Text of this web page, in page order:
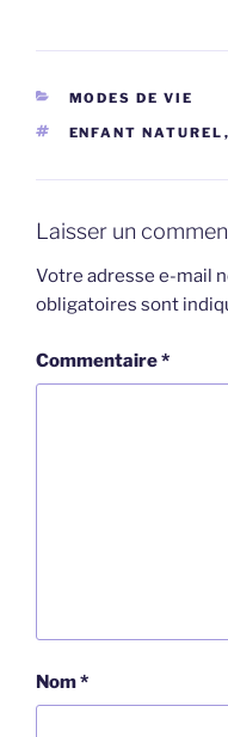
CATÉGORIES
MODES DE VIE
ÉTIQUETTES
ENFANT NATUREL ,
Laisser un
Votre adresse e-mail
obligatoires sont
Commentaire*
Nom*